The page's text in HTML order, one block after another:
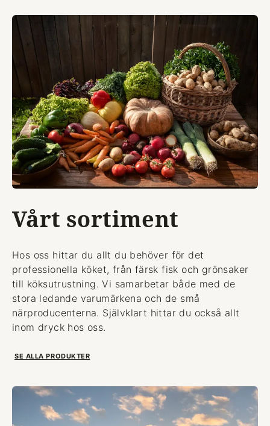
Vårt sortiment
Hos oss hittar du allt du behöver för det
professionella köket, från färsk fisk och grönsaker
till köksutrustning. Vi samarbetar både med de
stora ledande varumärkena och de små
närproducenterna. Självklart hittar du också allt
inom dryck hos oss.
SE ALLA PRODUKTER